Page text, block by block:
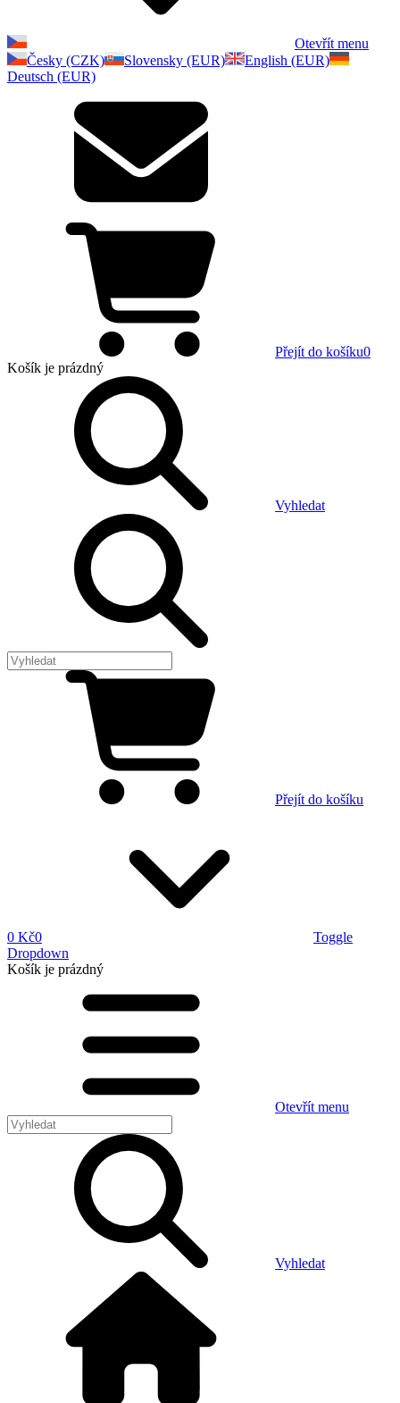
Otevřít menu
Česky (CZK)
Slovensky (EUR)
English (EUR)
Deutsch (EUR)
Přejít do košíku0
Košík je prázdný
Vyhledat
Přejít do košíku
0 Kč0
Toggle
Dropdown
Košík je prázdný
Otevřít menu
Vyhledat